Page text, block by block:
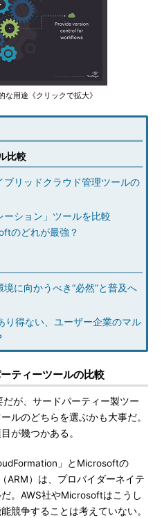
用途《クリックで拡大》
比較
ブリッドクラウド管理ツールの
ーション」ツールを比較
のどれが最強？
に向かうべき“必然”と普及へ
り得ない、ユーザー企業のマル
ティーツールの比較
が、サードパーティー製ツー
ルのどちらを選ぶかも大事だ。
が幾つかある。
」とMicrosoftの
ARM）は、プロバイダーネイテ
。AWS社やMicrosoftはこうし
競争することは考えていない。